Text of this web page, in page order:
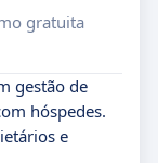
gratuita
gestão de
hóspedes.
e